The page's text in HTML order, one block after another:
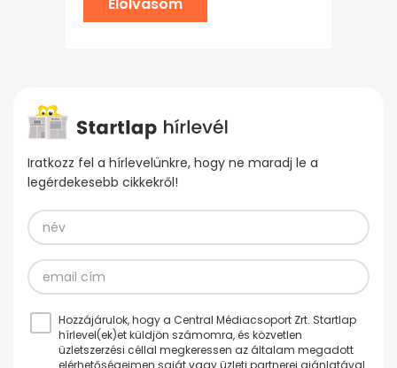
Elolvasom
Iratkozz fel a hírlevelünkre, hogy ne maradj le a
legérdekesebb cikkekről!
Hozzájárulok, hogy a Central Médiacsoport Zrt. Startlap
hírlevel(ek)et küldjön számomra, és közvetlen
üzletszerzési céllal megkeressen az általam megadott